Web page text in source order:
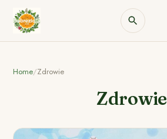
Home/Zdrowie
Zdrowie